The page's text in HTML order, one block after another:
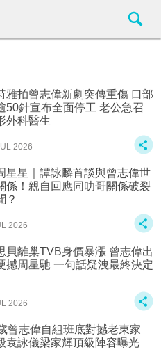
雅拍曾志偉新劇突傳重傷 口部
50針宣布全面停工 老公急召
外科醫生
2026
星星｜譚詠麟首談與曾志偉世
係！親自回應同叻哥關係破裂
？
2026
貝離巢TVB身價暴漲 曾志偉出
撼周星馳 一句話疑洩最終決定
2026
曾志偉自組班底對撼老東家
袁詠儀梁家輝頂級陣容曝光